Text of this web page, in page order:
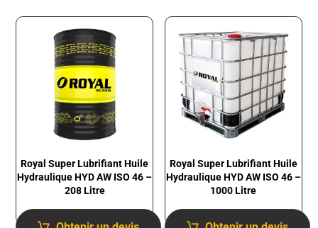
Royal Super Lubrifiant Huile
Hydraulique HYD AW ISO 46 –
208 Litre
Royal Super Lubrifiant Huile
Hydraulique HYD AW ISO 46 –
1000 Litre